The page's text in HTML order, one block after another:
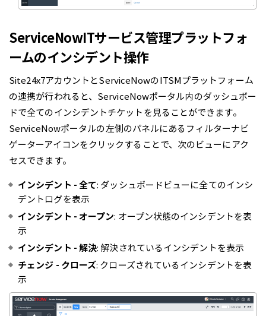
ServiceNowITサービス管理プラットフォ
ームのインシデント操作
Site24x7アカウントとServiceNowのITSMプラットフォーム
の連携が行われると、ServiceNowポータル内のダッシュボー
ドで全てのインシデントチケットを見ることができます。
ServiceNowポータルの左側のパネルにあるフィルターナビ
ゲーターアイコンをクリックすることで、次のビューにアク
セスできます。
インシデント - 全て: ダッシュボードビューに全てのインシ
デントログを表示
インシデント - オープン: オープン状態のインシデントを表
示
インシデント - 解決: 解決されているインシデントを表示
チェンジ - クローズ: クローズされているインシデントを表
示